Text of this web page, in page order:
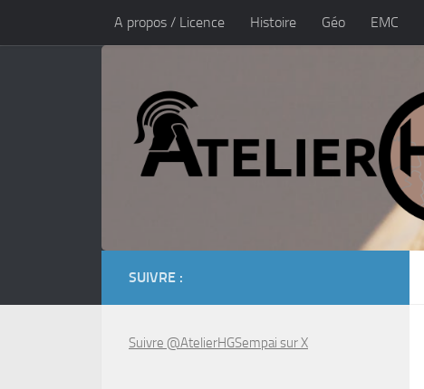
Skip to contentA propos / Licence Histoire Géo EMC
SUIVRE :
Suivre @AtelierHGSempai sur X